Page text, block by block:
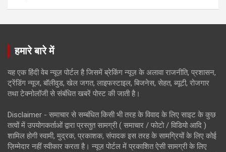
हमारे बारे में
यह एक हिंदी वेब न्यूज़ पोर्टल है जिसमें ब्रेकिंग न्यूज़ के अलावा राजनीति, प्रशासन,
ट्रेंडिंग न्यूज, बॉलीवुड, खेल जगत, लाइफस्टाइल, बिजनेस, सेहत, ब्यूटी, रोजगार
तथा टेक्नोलॉजी से संबंधित खबरें पोस्ट की जाती है।
Disclaimer - समाचार से सम्बंधित किसी भी तरह के विवाद के लिए साइट के कुछ
तत्वों में उपयोगकर्ताओं द्वारा प्रस्तुत सामग्री ( समाचार / फोटो / विडियो आदि )
शामिल होगी स्वामी, मुद्रक, प्रकाशक, संपादक इस तरह के सामग्रियों के लिए कोई
ज़िम्मेदार नहीं स्वीकार करता है। न्यूज़ पोर्टल में प्रकाशित ऐसी सामग्री के लिए